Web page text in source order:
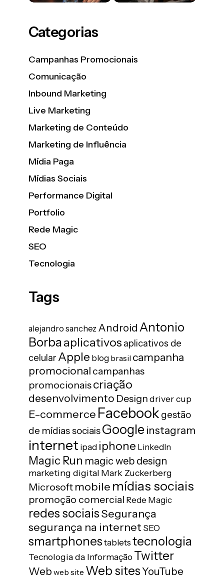
Categorias
Campanhas Promocionais
Comunicação
Inbound Marketing
Live Marketing
Marketing de Conteúdo
Marketing de Influência
Mídia Paga
Mídias Sociais
Performance Digital
Portfolio
Rede Magic
SEO
Tecnologia
Tags
alejandro sanchez Android Antonio
Borbaaplicativos aplicativos de
celular Apple blog brasil campanha
promocional campanhas
promocionaiscriação
desenvolvimento Designdriver cup
E-commerce Facebookgestão
de mídias sociaisGoogle instagram
internet ipad iphone LinkedIn
Magic Run magic web design
marketing digital Mark Zuckerberg
Microsoft mobile mídias sociais
promoção comercial Rede Magic
redes sociaisSegurança
segurança na internet SEO
smartphones tablets tecnologia
Tecnologia da Informação Twitter
Web web site Web sitesYouTube